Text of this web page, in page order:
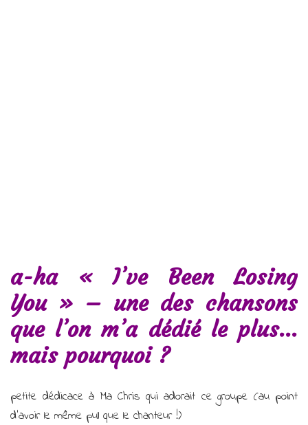
a-ha « I’ve Been Losing
You » – une des chansons
que l’on m’a dédié le plus…
mais pourquoi ?
petite dédicace à Ma Chris qui adorait ce groupe (au point
d’avoir le même pull que le chanteur !)